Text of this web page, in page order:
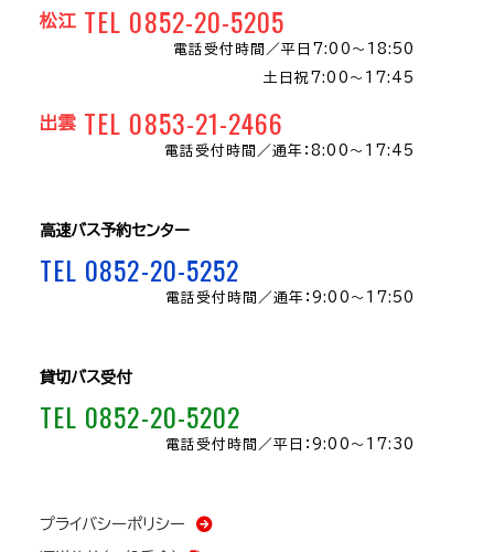
松江 TEL 0852-20-5205
電話受付時間／平日7:00～18:50
土日祝7:00～17:45
出雲 TEL 0853-21-2466
電話受付時間／通年：8:00〜17:45
高速バス予約センター
TEL 0852-20-5252
電話受付時間／通年：9:00～17:50
貸切バス受付
TEL 0852-20-5202
電話受付時間／平日：9:00～17:30
プライバシーポリシー